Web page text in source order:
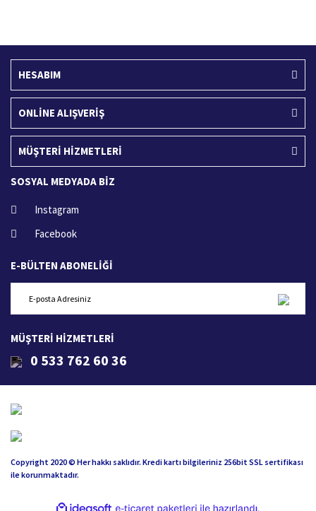
HESABIM
ONLİNE ALIŞVERİŞ
MÜŞTERİ HİZMETLERİ
SOSYAL MEDYADA BİZ
Instagram
Facebook
E-BÜLTEN ABONELİĞİ
MÜŞTERİ HİZMETLERİ
0 533 762 60 36
Copyright 2020 © Her hakkı saklıdır. Kredi kartı bilgileriniz 256bit SSL sertifikası
ile korunmaktadır.
ideasoft e-